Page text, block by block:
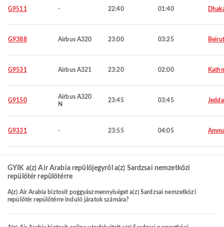
G9511 - 22:40 01:40
G9388 Airbus A320 23:00 03:25 Beirut
G9531 Airbus A321 23:20 02:00
G9150
Airbus A320
N
23:45 03:45
G9331 - 23:55 04:05
GYIK a(z) Air Arabia repülőjegyről a(z) Sardzsai nemzetközi
repülőtér repülőtérre
A(z) Air Arabia biztosít poggyászmennyiséget a(z) Sardzsai nemzetközi
repülőtér repülőtérre induló járatok számára?